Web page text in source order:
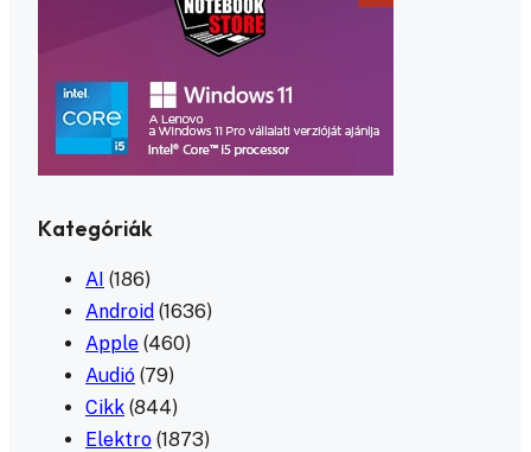
Kategóriák
AI (186)
Android (1636)
Apple (460)
Audió (79)
Cikk (844)
Elektro (1873)